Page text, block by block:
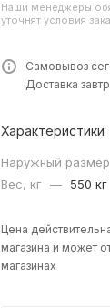
Наши менеджеры
уточнят условия
Самовывоз
Доставка
Характеристики
Наружный размер
Вес, кг — 550 кг
Цена
магазина и может
магазинах